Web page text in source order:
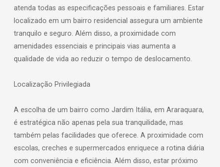
atenda todas as especificações pessoais e familiares. Estar
localizado em um bairro residencial assegura um ambiente
tranquilo e seguro. Além disso, a proximidade com
amenidades essenciais e principais vias aumenta a
qualidade de vida ao reduzir o tempo de deslocamento.
Localização Privilegiada
A escolha de um bairro como Jardim Itália, em Araraquara,
é estratégica não apenas pela sua tranquilidade, mas
também pelas facilidades que oferece. A proximidade com
escolas, creches e supermercados enriquece a rotina diária
com conveniência e eficiência. Além disso, estar próximo